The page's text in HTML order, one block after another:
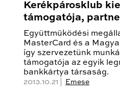
Kerékpárosklub
támogatója,
Együttműködési
MasterCard és a
így szervezetünk
támogatója az egyik
bankkártya társaság.
2013.10.21 | Emese